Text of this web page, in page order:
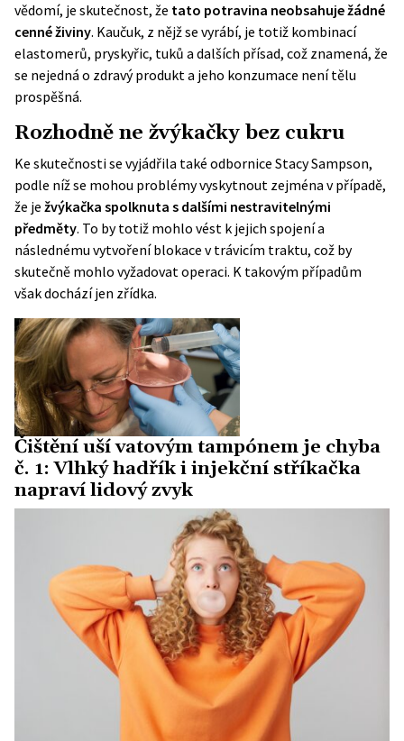
vědomí, je skutečnost, že tato potravina neobsahuje žádné
cenné živiny. Kaučuk, z nějž se vyrábí, je totiž kombinací
elastomerů, pryskyřic, tuků a dalších přísad, což znamená, že
se nejedná o zdravý produkt a jeho konzumace není tělu
prospěšná.
Rozhodně ne žvýkačky bez cukru
Ke skutečnosti se vyjádřila také odbornice Stacy Sampson,
podle níž se mohou problémy vyskytnout zejména v případě,
že je žvýkačka spolknuta s dalšími nestravitelnými
předměty. To by totiž mohlo vést k jejich spojení a
následnému vytvoření blokace v trávicím traktu, což by
skutečně mohlo vyžadovat operaci. K takovým případům
však dochází jen zřídka.
Čištění uší vatovým tampónem je chyba
č. 1: Vlhký hadřík i injekční stříkačka
napraví lidový zvyk